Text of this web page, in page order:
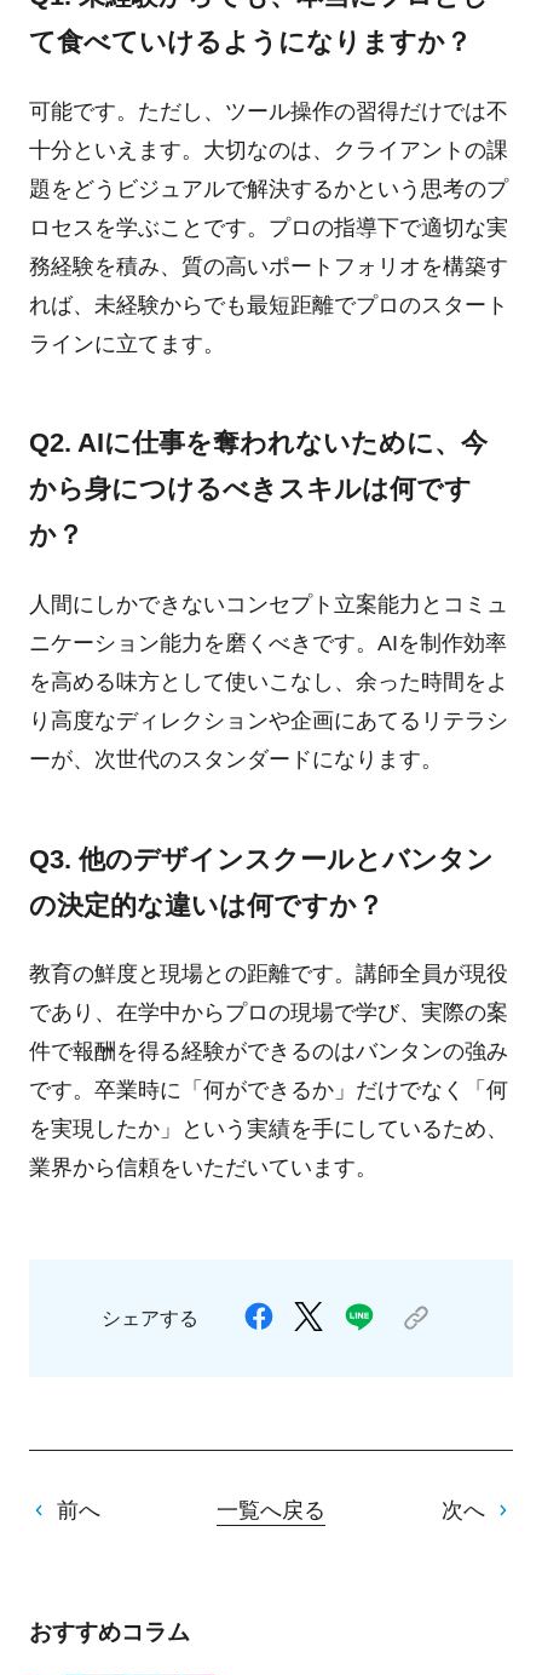
て食べていけるようになりますか？
可能です。ただし、ツール操作の習得だけでは不
十分といえます。大切なのは、クライアントの課
題をどうビジュアルで解決するかという思考のプ
ロセスを学ぶことです。プロの指導下で適切な実
務経験を積み、質の高いポートフォリオを構築す
れば、未経験からでも最短距離でプロのスタート
ラインに立てます。
Q2. AIに仕事を奪われないために、今
から身につけるべきスキルは何です
か？
人間にしかできないコンセプト立案能力とコミュ
ニケーション能力を磨くべきです。AIを制作効率
を高める味方として使いこなし、余った時間をよ
り高度なディレクションや企画にあてるリテラシ
ーが、次世代のスタンダードになります。
Q3. 他のデザインスクールとバンタン
の決定的な違いは何ですか？
教育の鮮度と現場との距離です。講師全員が現役
であり、在学中からプロの現場で学び、実際の案
件で報酬を得る経験ができるのはバンタンの強み
です。卒業時に「何ができるか」だけでなく「何
を実現したか」という実績を手にしているため、
業界から信頼をいただいています。
シェアする
前へ 一覧へ戻る 次へ
おすすめコラム